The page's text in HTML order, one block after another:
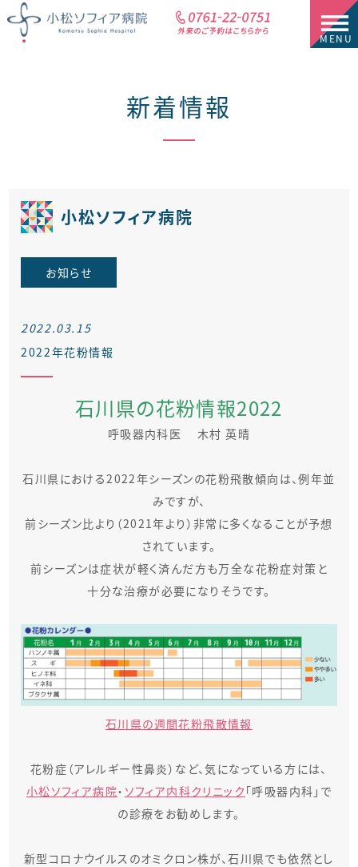
新着情報
小松ソフィア病院
お知らせ
2022.03.15
2022年花粉情報
石川県の花粉情報2022
呼吸器内科医 木村 英晴
石川県における2022年シーズンの花粉飛散傾向は、例年並
みですが、
前シーズン比より（2021年より）非常に多くなることが予想
されています。
前シーズンは症状が軽く済んだ方も万全な花粉症対策と
十分な治療が必要になりそうです。
石川県の週間花粉飛散情報
花粉症（アレルギー性鼻炎）など、気になっている方には、
小松ソフィア病院・ ソフィア内科クリニック 「呼吸器内科」で
の診療をお勧めします。
新型コロナウイルスのオミクロン株が、石川県でも依然とし